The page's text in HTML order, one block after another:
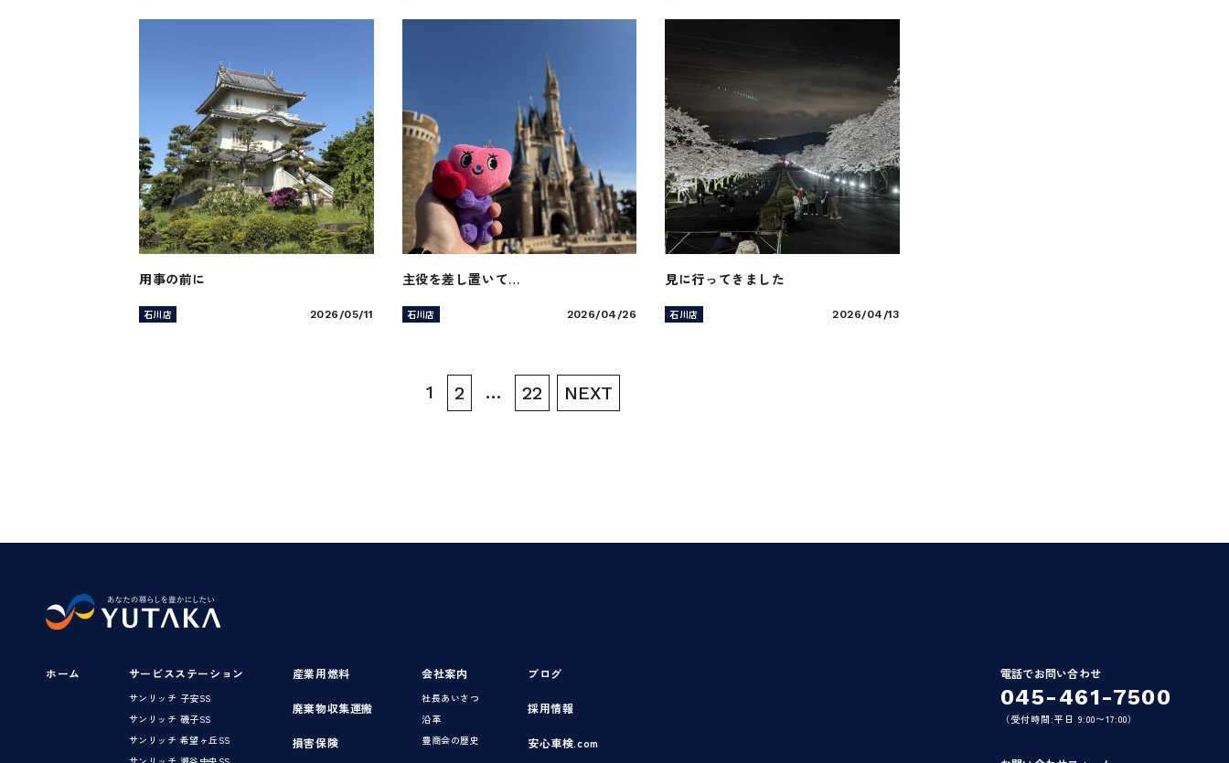
用事の前に
石川店 2026/05/11
主役を差し置いて…
石川店 2026/04/26
見に行ってきました
石川店 2026/04/13
1 2 … 22 NEXT
ホーム サービスステーション
サンリッチ 子安SS
サンリッチ 磯子SS
サンリッチ 希望ヶ丘SS
産業用燃料
廃棄物収集運搬
損害保険
会社案内
社長あいさつ
沿革
豊商会の歴史
ブログ
採用情報
安心車検.com
電話でお問い合わせ
045-461-7500
（受付時間:平日 9:00〜17:00）